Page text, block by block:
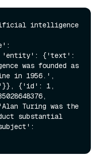
intelligence
'entity': {'text':
was founded as
in 1956.',
{'id': 1,
Turing was the
substantial